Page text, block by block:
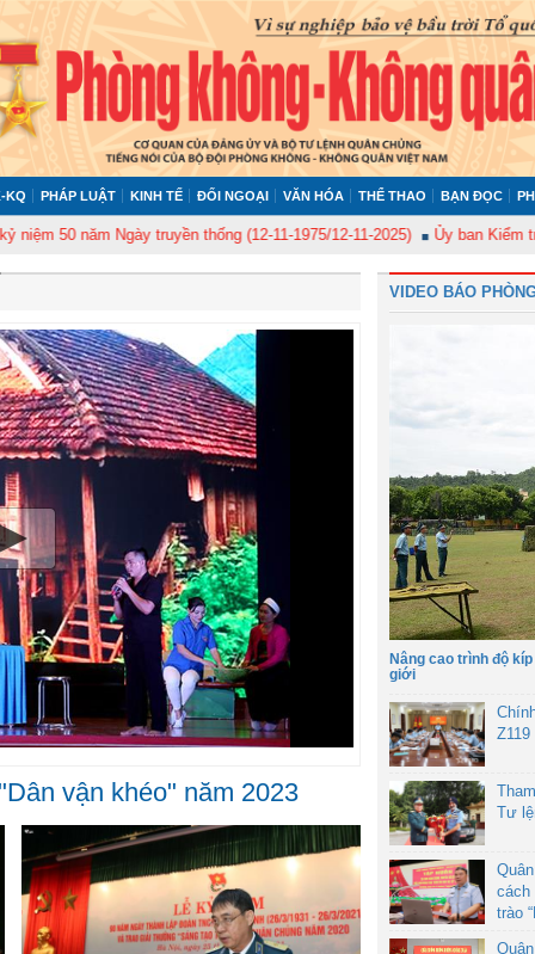
KQ PHÁP LUẬT KINH TẾ ĐỐI NGOẠI VĂN HÓA THỂ THAO BẠN ĐỌC
Ngày truyền thống (12-11-1975/12-11-2025) Ủy ban Kiểm tra Quân
vận khéo" năm 2023
VIDEO BÁO
Nâng cao trình độ
giới
Z119
Tư
cách
trào